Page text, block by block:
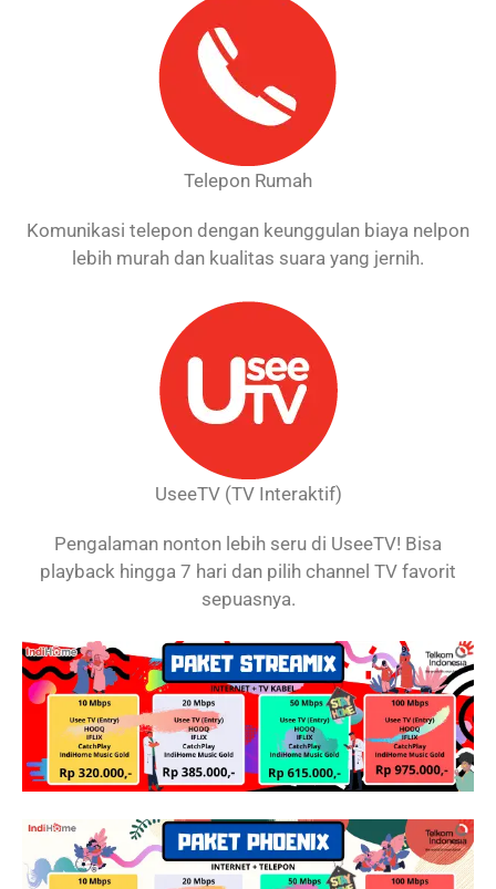
Telepon Rumah
Komunikasi telepon dengan keunggulan biaya nelpon
lebih murah dan kualitas suara yang jernih.
UseeTV (TV Interaktif)
Pengalaman nonton lebih seru di UseeTV! Bisa
playback hingga 7 hari dan pilih channel TV favorit
sepuasnya.